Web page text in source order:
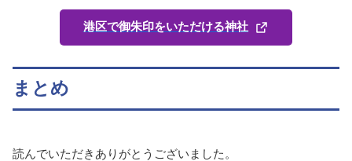
港区で御朱印をいただける神社
まとめ
読んでいただきありがとうございました。